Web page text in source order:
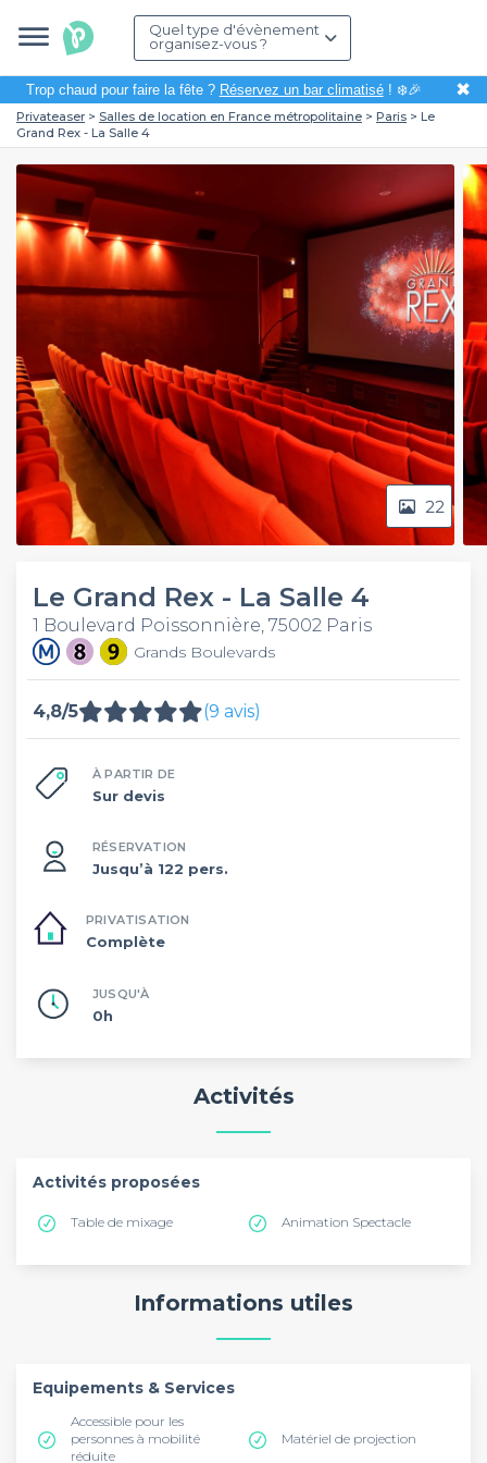
Quel type d'évènement
organisez-vous ?
Trop chaud pour faire la fête ? Réservez un bar climatisé! ❄️🎉 ✖
Privateaser Salles de location en France métropolitaine Paris
Le
Grand Rex - La Salle 4
22
Le Grand Rex - La Salle 4
1 Boulevard Poissonnière, 75002 Paris
Grands Boulevards
4,8/5 (9 avis)
À PARTIR DE
Sur devis
RÉSERVATION
Jusqu’à 122 pers.
PRIVATISATION
Complète
JUSQU'À
0h
Activités
Activités proposées
Table de mixage Animation Spectacle
Informations utiles
Equipements & Services
Accessible pour les
personnes à mobilité
réduite
Matériel de projection